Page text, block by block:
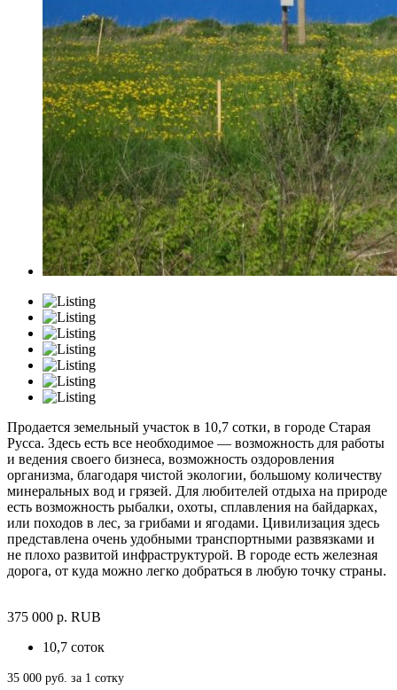
Продается земельный участок в 10,7 сотки, в городе Старая
Русса. Здесь есть все необходимое — возможность для работы
и ведения своего бизнеса, возможность оздоровления
организма, благодаря чистой экологии, большому количеству
минеральных вод и грязей. Для любителей отдыха на природе
есть возможность рыбалки, охоты, сплавления на байдарках,
или походов в лес, за грибами и ягодами. Цивилизация здесь
представлена очень удобными транспортными развязками и
не плохо развитой инфраструктурой. В городе есть железная
дорога, от куда можно легко добраться в любую точку страны.
375 000 р. RUB
10,7 соток
35 000 руб. за 1 сотку